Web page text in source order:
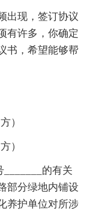
出现，签订协议
有许多，你确定
书，希望能够帮
）
）
的有关
部分绿地内铺设
养护单位对所涉